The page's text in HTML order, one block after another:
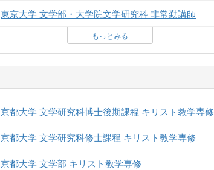
東京大学 文学部・大学院文学研究科 非常勤講師
もっとみる
京都大学 文学研究科博士後期課程 キリスト教学専修
京都大学 文学研究科修士課程 キリスト教学専修
京都大学 文学部 キリスト教学専修